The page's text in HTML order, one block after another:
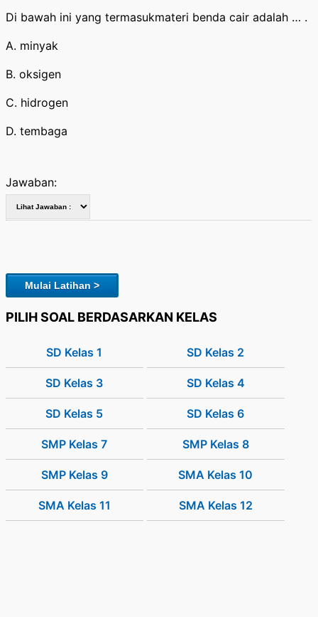
Di bawah ini yang termasukmateri benda cair adalah … .
A. minyak
B. oksigen
C. hidrogen
D. tembaga
Jawaban:
Mulai Latihan >
PILIH SOAL BERDASARKAN KELAS
SD Kelas 1 SD Kelas 2
SD Kelas 3 SD Kelas 4
SD Kelas 5 SD Kelas 6
SMP Kelas 7 SMP Kelas 8
SMP Kelas 9 SMA Kelas 10
SMA Kelas 11 SMA Kelas 12